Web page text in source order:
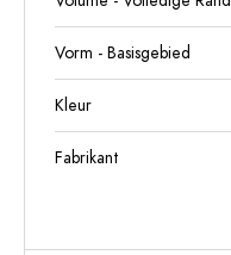
Vorm - Basisgebied
Kleur
Fabrikant